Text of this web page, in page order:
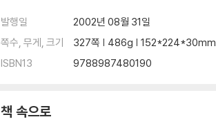
발행일
2002년 08월 31일
쪽수, 무게, 크기
327쪽 | 486g | 152*224*30mm
ISBN13
9788987480190
책 속으로